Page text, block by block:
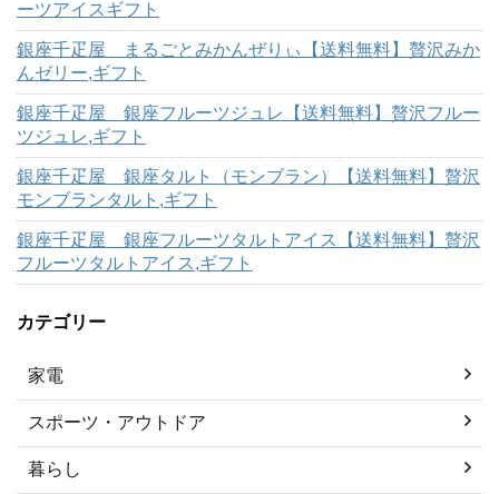
ーツアイスギフト
銀座千疋屋 まるごとみかんぜりぃ【送料無料】贅沢みか
んゼリー,ギフト
銀座千疋屋 銀座フルーツジュレ【送料無料】贅沢フルー
ツジュレ,ギフト
銀座千疋屋 銀座タルト（モンブラン）【送料無料】贅沢
モンブランタルト,ギフト
銀座千疋屋 銀座フルーツタルトアイス【送料無料】贅沢
フルーツタルトアイス,ギフト
カテゴリー
家電
スポーツ・アウトドア
暮らし